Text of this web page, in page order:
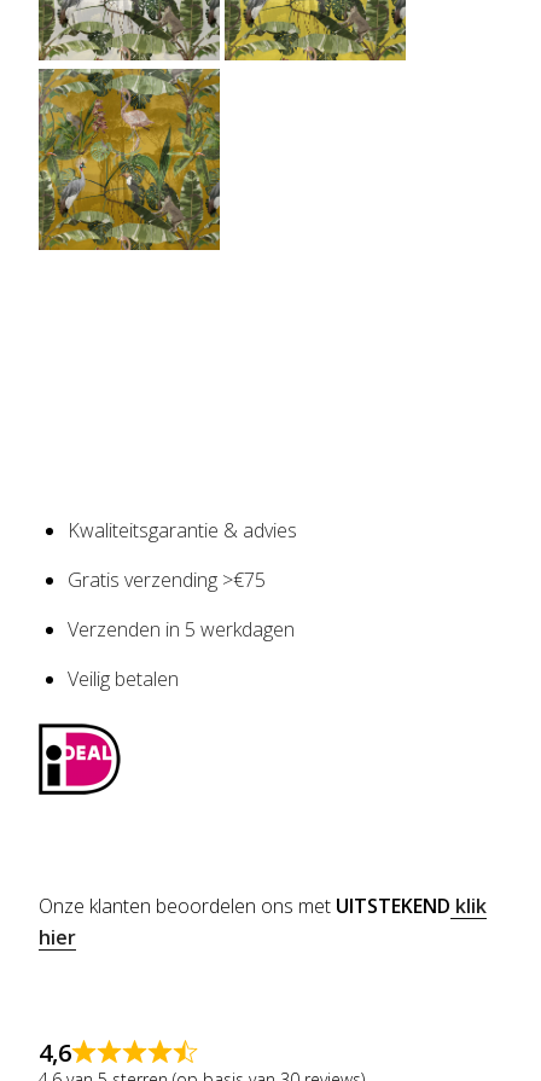
Kwaliteitsgarantie & advies
Gratis verzending >€75
Verzenden in 5 werkdagen
Veilig betalen
Onze klanten beoordelen ons met UITSTEKEND klik
hier
4,6